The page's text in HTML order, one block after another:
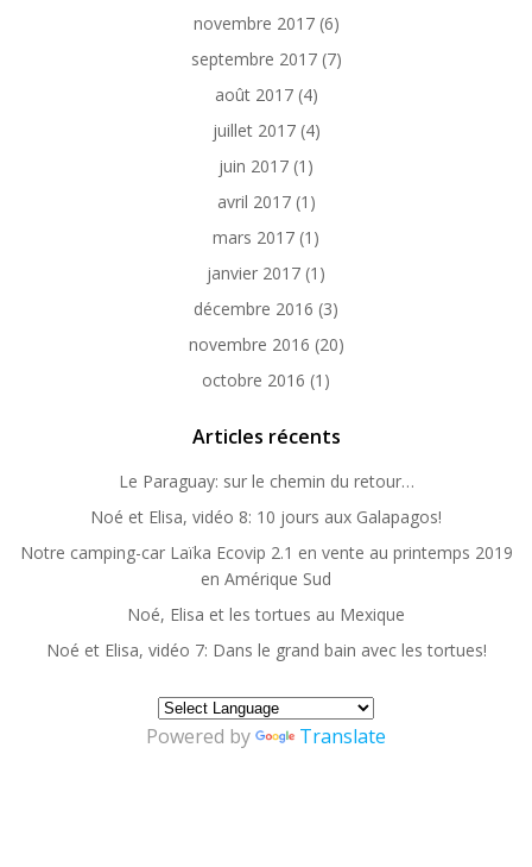
novembre 2017(6)
septembre 2017(7)
août 2017(4)
juillet 2017(4)
juin 2017 (1)
avril 2017(1)
mars 2017 (1)
janvier 2017 (1)
décembre 2016 (3)
novembre 2016 (20)
octobre 2016 (1)
Articles récents
Le Paraguay: sur le chemin du retour…
Noé et Elisa, vidéo 8: 10 jours aux Galapagos!
Notre camping-car Laïka Ecovip 2.1 en vente au printemps 2019
en Amérique Sud
Noé, Elisa et les tortues au Mexique
Noé et Elisa, vidéo 7: Dans le grand bain avec les tortues!
Powered by Translate